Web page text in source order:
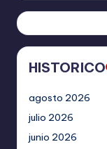
HISTORICO
agosto 2026
julio 2026
junio 2026